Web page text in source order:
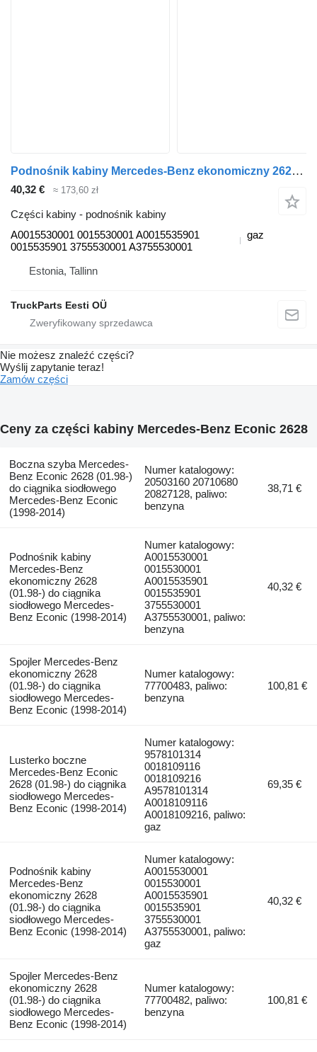
Podnośnik kabiny Mercedes-Benz ekonomiczny 2628 (01.98-) A0015530001 do ciągnika siodłowego Mercedes-Benz Econic (1998-2014)
40,32 € ≈ 173,60 zł
Części kabiny - podnośnik kabiny
A0015530001 0015530001 A0015535901
0015535901 3755530001 A3755530001
gaz
Estonia, Tallinn
TruckParts Eesti OÜ
Nie możesz znaleźć części?
Wyślij zapytanie teraz!
Zamów części
Ceny za części kabiny Mercedes-Benz Econic 2628
Boczna szyba Mercedes-
Benz Econic 2628 (01.98-)
do ciągnika siodłowego
Mercedes-Benz Econic
(1998-2014)
Numer katalogowy:
20503160 20710680
20827128, paliwo:
benzyna
38,71 €
Podnośnik kabiny
Mercedes-Benz
ekonomiczny 2628
(01.98-) do ciągnika
siodłowego Mercedes-
Benz Econic (1998-2014)
Numer katalogowy:
A0015530001
0015530001
A0015535901
0015535901
3755530001
A3755530001, paliwo:
benzyna
40,32 €
Spojler Mercedes-Benz
ekonomiczny 2628
(01.98-) do ciągnika
siodłowego Mercedes-
Benz Econic (1998-2014)
Numer katalogowy:
77700483, paliwo:
benzyna
100,81 €
Lusterko boczne
Mercedes-Benz Econic
2628 (01.98-) do ciągnika
siodłowego Mercedes-
Benz Econic (1998-2014)
Numer katalogowy:
9578101314
0018109116
0018109216
A9578101314
A0018109116
A0018109216, paliwo:
gaz
69,35 €
Podnośnik kabiny
Mercedes-Benz
ekonomiczny 2628
(01.98-) do ciągnika
siodłowego Mercedes-
Benz Econic (1998-2014)
Numer katalogowy:
A0015530001
0015530001
A0015535901
0015535901
3755530001
A3755530001, paliwo:
gaz
40,32 €
Spojler Mercedes-Benz
ekonomiczny 2628
(01.98-) do ciągnika
siodłowego Mercedes-
Benz Econic (1998-2014)
Numer katalogowy:
77700482, paliwo:
benzyna
100,81 €